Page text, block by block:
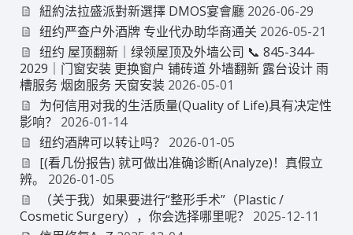
紐約法拉盛派對新選擇 DMOS宴會廳 2026-06-29
纽约严查户外酒牌 专业代办助华商通关 2026-05-21
纽约 屋顶翻新｜绿领屋顶及外墙公司 📞 845-344-
2029｜门窗安装 更换窗户 铺砖道 外墙翻新 露台设计 雨
槽服务 烟囱服务 天窗安装 2026-05-01
为何信用对我的生活质量(Quality of Life)具有决定性
影响？ 2026-01-14
纽约酒牌可以转让吗？ 2026-01-05
[(看几份报告) 就可做出准确诊断(Analyze)！真假立
辨。
2026-01-05
（关于我）如果要进行“整形手术”（Plastic /
Cosmetic Surgery），你会选择哪里呢？ 2025-12-11